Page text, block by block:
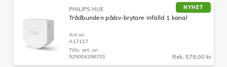
NYHET
PHILIPS HUE
Trådbunden på/av-brytare infälld 1 kanal
Art nr:
A17117
Tillv. art. nr:
929004296701
Rek: 579,00 kr